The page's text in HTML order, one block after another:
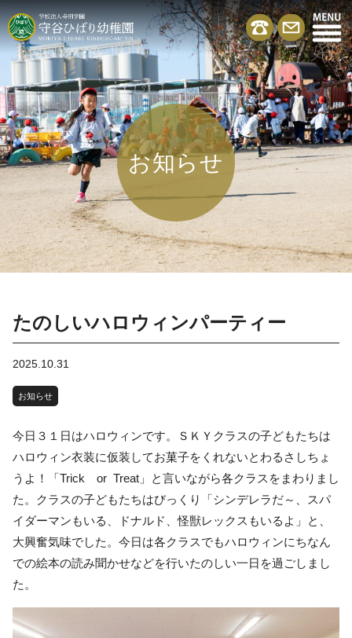
お知らせ
たのしいハロウィンパーティー
2025.10.31
お知らせ
今日３１日はハロウィンです。ＳＫＹクラスの子どもたちは
ハロウィン衣装に仮装してお菓子をくれないとわるさしちょ
うよ！「Trick or Treat」と言いながら各クラスをまわりまし
た。クラスの子どもたちはびっくり「シンデレラだ～、スパ
イダーマンもいる、ドナルド、怪獣レックスもいるよ」と、
大興奮気味でした。今日は各クラスでもハロウィンにちなん
での絵本の読み聞かせなどを行いたのしい一日を過ごしまし
た。